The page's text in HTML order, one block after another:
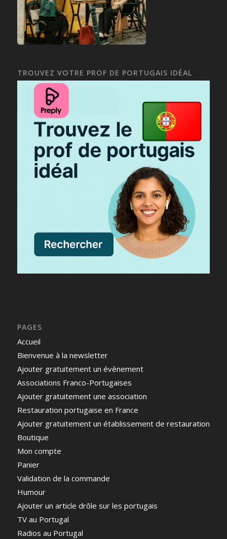
TROUVEZ VOTRE PROF DE PORTUGAIS IDÉAL
PAGES
Accueil
Bienvenue à la newsletter
Ajouter gratuitement un évènement
Associations Franco-Portugaises
Ajouter gratuitement une association
Restauration portugaise en France
Ajouter gratuitement un établissement de restauration
Boutique
Mon compte
Panier
Validation de la commande
Humour
Ajouter un article drôle sur les portugais
TV au Portugal
Radios au Portugal